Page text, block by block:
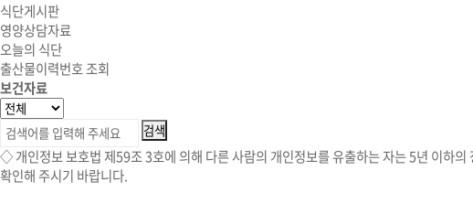
식단게시판
영양상담자료
오늘의 식단
출산물이력번호 조회
보건자료
◇ 개인정보 보호법 제59조 3호에 의해 다른 사람의 개인정보를 유출하는 자는 5년 이하
확인해 주시기 바랍니다.